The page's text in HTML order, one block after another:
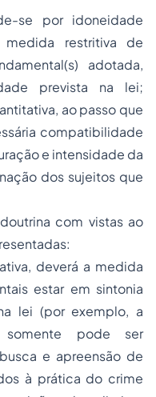
se por idoneidade
restritiva de
adotada,
prevista na lei;
ao passo que
compatibilidade
e intensidade da
dos sujeitos que
com vistas ao
deverá a medida
estar em sintonia
lei (por exemplo, a
pode ser
busca e apreensão de
à prática do crime